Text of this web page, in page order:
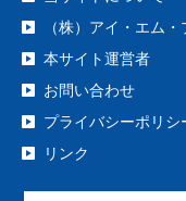
（株）アイ・エム
本サイト運営者
お問い合わせ
プライバシーポリシ
リンク